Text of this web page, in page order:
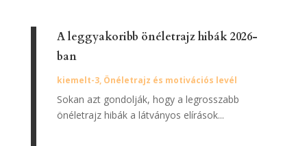
A leggyakoribb önéletrajz hibák 2026-
ban
kiemelt-3, Önéletrajz és motivációs levél
Sokan azt gondolják, hogy a legrosszabb
önéletrajz hibák a látványos elírások...